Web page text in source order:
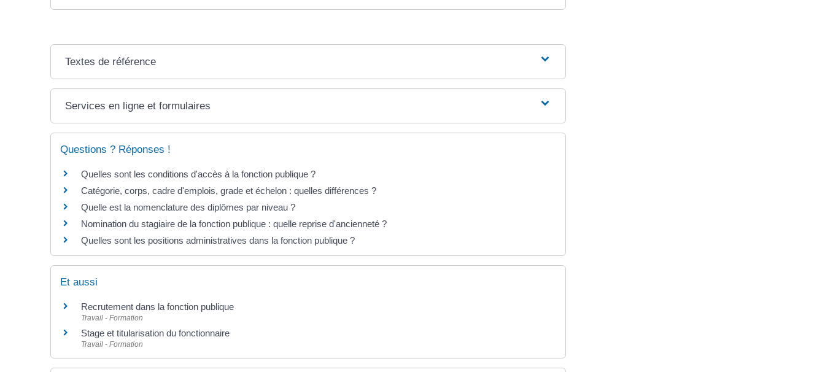
Textes de référence
Services en ligne et formulaires
Questions ? Réponses !
Quelles sont les conditions d'accès à la fonction publique ?
Catégorie, corps, cadre d'emplois, grade et échelon : quelles différences ?
Quelle est la nomenclature des diplômes par niveau ?
Nomination du stagiaire de la fonction publique : quelle reprise d'ancienneté ?
Quelles sont les positions administratives dans la fonction publique ?
Et aussi
Recrutement dans la fonction publique
Travail - Formation
Stage et titularisation du fonctionnaire
Travail - Formation